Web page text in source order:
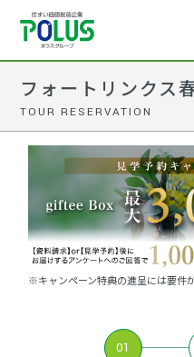
フォートリンクス
TOUR RESERVATION
※キャンペーン特典の進呈には要件
01